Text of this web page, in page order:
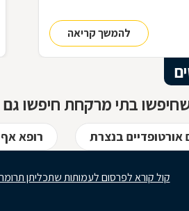
להמשך קריאה
בתי מרקחת חיפשו גם
אורטופדיים בנצרת רופא אף
קול קורא לפרסום לעמותות שתכליתן